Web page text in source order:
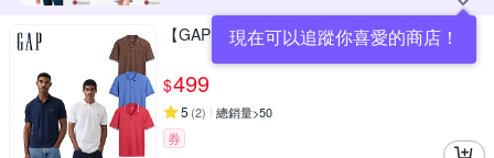
現在可以追蹤你喜愛的商店！
【GAP】Polo衫【多款任選】
$499
5 (2) 總銷量>50
券